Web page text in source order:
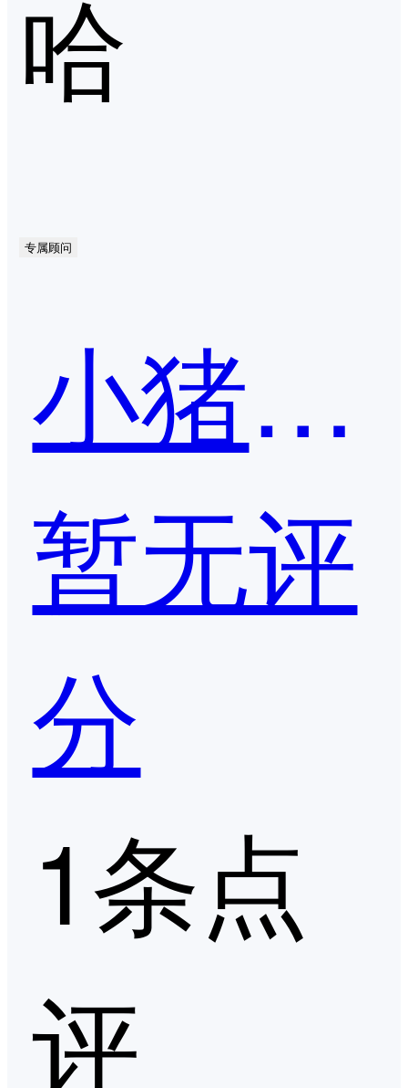
哈
专属顾问
小猪报餐
暂无评
分
1条点
评